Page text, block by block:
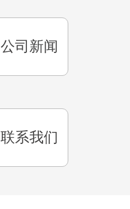
公司新闻
联系我们